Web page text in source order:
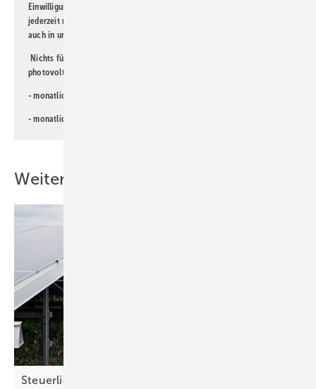
Einwilligung kann ich jederzeit widerrufen und eine Abmeldung ist
jederzeit möglich. Informationen zum Umgang mit Daten finden Sie
auch in unserer
Nichts für Sie dabei? Dann lesen Sie doch einen unserer weiteren
photovoltaik-Newsletter!
- monatlicher
- monatlicher
Weitere Inhalte
Steuerliche Vereinfachungen für Ökostrom und